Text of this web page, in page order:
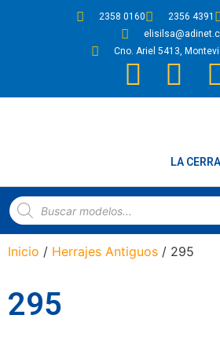
2358 0160 2356 4391
Cno. Ariel 5413,
LA
Inicio / Herrajes Antiguos / 295
295